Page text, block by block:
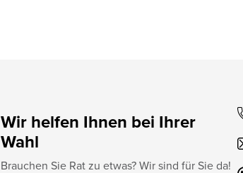
Wir helfen Ihnen bei Ihrer
Wahl
Brauchen Sie Rat zu etwas? Wir sind für Sie da!